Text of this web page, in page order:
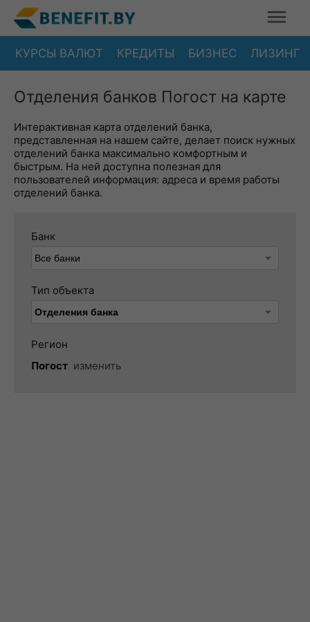
КУРСЫ ВАЛЮТ КРЕДИТЫ БИЗНЕС ЛИЗИНГ
Отделения банков Погост на карте
Интерактивная карта отделений банка,
представленная на нашем сайте, делает поиск нужных
отделений банка максимально комфортным и
быстрым. На ней доступна полезная для
пользователей информация: адреса и время работы
отделений банка.
Банк
Тип объекта
Регион
Погост изменить